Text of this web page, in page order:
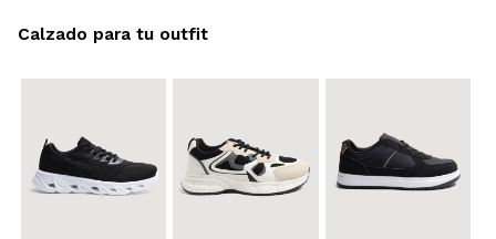
Calzado para tu outfit